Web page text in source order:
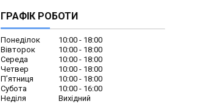
ГРАФІК РОБОТИ
Понеділок 10:00
18:00
Вівторок
10:00
18:00
Середа
10:00
18:00
Четвер
10:00
18:00
Пʼятниця
10:00
18:00
Субота
10:00
16:00
Неділя
Вихідний